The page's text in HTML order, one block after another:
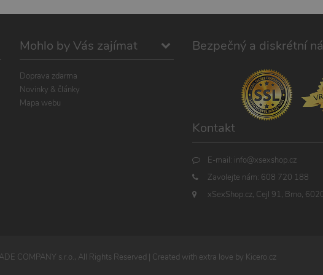
Mohlo by Vás zajímat
Doprava zdarma
Novinky & články
Mapa webu
Bezpečný a diskrétní
Kontakt
E-mail: info@xsexshop.cz
Zavolejte nám: 608 720 188
xSexShop.cz, Cejl 91, Brno,
COMPANY s.r.o., All Rights Reserved | Created with extra love by Kicero.cz